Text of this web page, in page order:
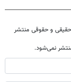
و حقوقی منتشر
نمی‌شود.